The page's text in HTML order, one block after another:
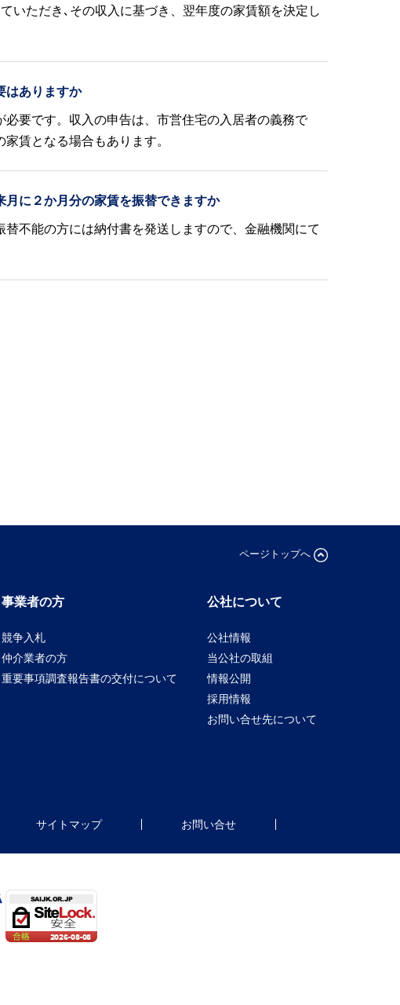
いただき､その収入に基づき、翌年度の家賃額を決定し
はありますか
要です。収入の申告は、市営住宅の入居者の義務で
賃となる場合もあります。
に２か月分の家賃を振替できますか
不能の方には納付書を発送しますので、金融機関にて
ページトップへ
事業者の方
競争入札
仲介業者の方
重要事項調査報告書の交付について
公社について
公社情報
当公社の取組
情報公開
採用情報
お問い合せ先について
サイトマップ お問い合せ